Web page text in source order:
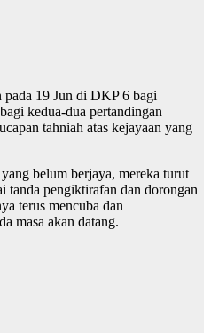
pada 19 Jun di DKP 6 bagi
kedua-dua pertandingan
tahniah atas kejayaan yang
belum berjaya, mereka turut
tanda pengiktirafan dan dorongan
terus mencuba dan
masa akan datang.